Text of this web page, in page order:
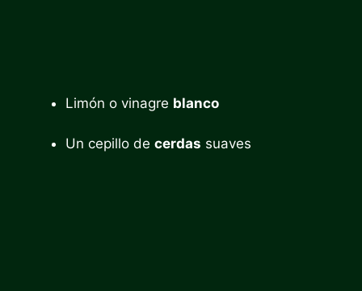
Limón o vinagre blanco
Un cepillo de cerdas suaves